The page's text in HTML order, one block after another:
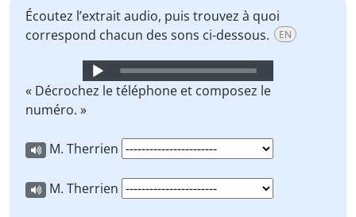
Écoutez l’extrait audio, puis trouvez à quoi
correspond chacun des sons ci-dessous.
EN
Audio
Player
« Décrochez le téléphone et composez le
numéro. »
M. Therrien
M. Therrien